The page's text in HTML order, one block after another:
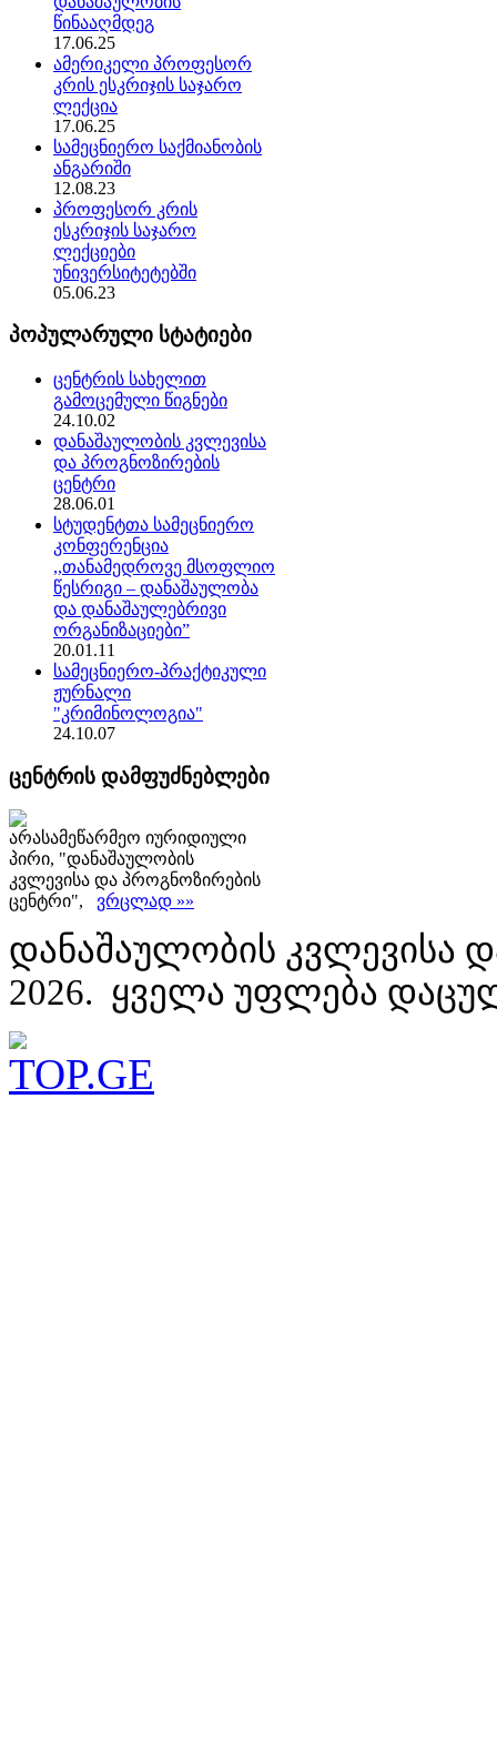
წინააღმდეგ
17.06.25
ამერიკელი პროფესორ
კრის ესკრიჯის საჯარო
ლექცია
17.06.25
სამეცნიერო საქმიანობის
ანგარიში
12.08.23
პროფესორ კრის
ესკრიჯის საჯარო
ლექციები
უნივერსიტეტებში
05.06.23
პოპულარული სტატიები
ცენტრის სახელით
გამოცემული წიგნები
24.10.02
დანაშაულობის კვლევისა
და პროგნოზირების
ცენტრი
28.06.01
სტუდენტთა სამეცნიერო
კონფერენცია
,,თანამედროვე მსოფლიო
წესრიგი – დანაშაულობა
და დანაშაულებრივი
ორგანიზაციები”
20.01.11
სამეცნიერო-პრაქტიკული
ჟურნალი
"კრიმინოლოგია"
24.10.07
ცენტრის დამფუძნებლები
არასამეწარმეო იურიდიული
პირი, "დანაშაულობის
კვლევისა და პროგნოზირების
ცენტრი", ვრცლად »»
დანაშაულობის კვლევისა
2026. ყველა უფლება